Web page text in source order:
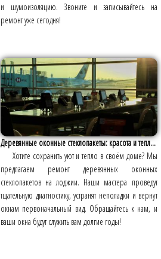
и шумоизоляцию. Звоните и записывайтесь на
ремонт уже сегодня!
Деревянные оконные стеклопакеты: красота и тепл...
Хотите сохранить уют и тепло в своём доме? Мы
предлагаем ремонт деревянных оконных
стеклопакетов на лоджии. Наши мастера проведут
тщательную диагностику, устранят неполадки и вернут
окнам первоначальный вид. Обращайтесь к нам, и
ваши окна будут служить вам долгие годы!